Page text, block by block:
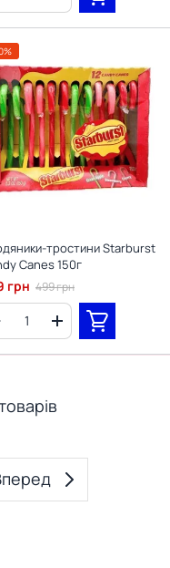
тростини Starburst
Canes 150г
грн 499 грн